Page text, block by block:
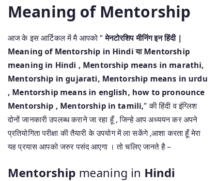
Meaning of Mentorship
आज के इस आर्टिकल में मै आपको “मेनटोरशिप मीनिंग इन हिंदी |
Meaning of Mentorship in Hindi या Mentorship
meaning in Hindi , Mentorship means in marathi,
Mentorship in gujarati, Mentorship means in urdu
, Mentorship means in english, how to pronounce
Mentorship , Mentorship in tamili,” की हिंदी व इंग्लिश
दोनों जानकारी उपलब्ध कराने जा रहा हूँ , जिन्हे आप अध्ययन कर अपने
प्रतियोगिता परीक्षा की तैयारी के उपयोग में ला सकेंगे ,आशा करता हूँ मेरा
यह प्रयास आपको जरुर पसंद आएगा । तो चलिए जानते है –
Mentorship meaning in Hindi